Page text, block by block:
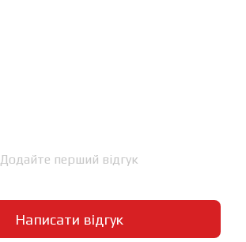
Додайте перший відгук
Написати відгук